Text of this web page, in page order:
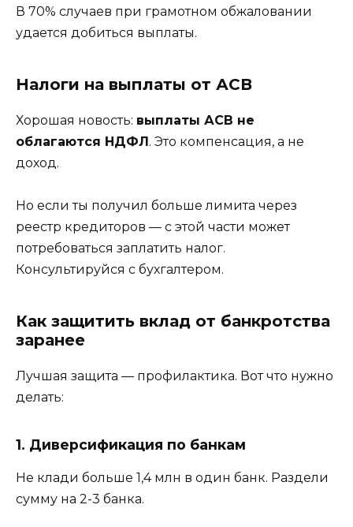
В 70% случаев при грамотном обжаловании
удается добиться выплаты.
Налоги на выплаты от АСВ
Хорошая новость: выплаты АСВ не
облагаются НДФЛ . Это компенсация, а не
доход.
Но если ты получил больше лимита через
реестр кредиторов — с этой части может
потребоваться заплатить налог.
Консультируйся с бухгалтером.
Как защитить вклад от банкротства
заранее
Лучшая защита — профилактика. Вот что нужно
делать:
1. Диверсификация по банкам
Не клади больше 1,4 млн в один банк. Раздели
сумму на 2-3 банка.